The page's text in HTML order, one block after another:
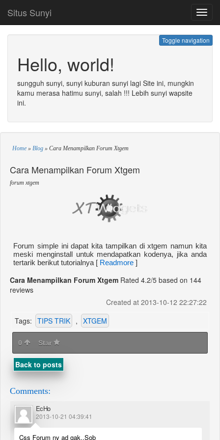
Situs Sunyi
Toggle navigation
Hello, world!
sungguh sunyi, sunyi kuburan sunyi lagi Site ini, mungkin
kamu merasa hatimu sunyi, salah !!! Lebih sunyi wapsite
ini.
Home » Blog » Cara Menampilkan Forum Xtgem
Cara Menampilkan Forum Xtgem
forum xtgem
Forum simple ini dapat kita tampilkan di xtgem namun kita
meski menginstall untuk mendapatkan kodenya, jika anda
tertarik berikut tutorialnya [ Readmore ]
Cara Menampilkan Forum Xtgem Rated 4.2/5 based on 144
reviews
Created at 2013-10-12 22:27:22
Tags: TIPS TRIK , XTGEM
0 Star
Back to posts
Comments:
EcHo
2013-10-21 04:39:41
Css Forum ny ad gak..Sob